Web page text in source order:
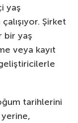
yaş
Şirket
bir yaş
veya kayıt
tarihlerini